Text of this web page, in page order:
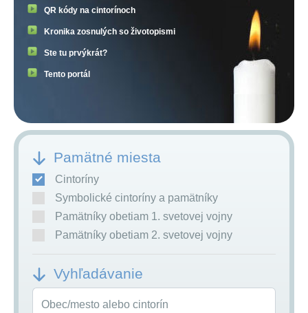
QR kódy na cintorínoch
Kronika zosnulých so životopismi
Ste tu prvýkrát?
Tento portál
Pamätné miesta
Cintoríny
Symbolické cintoríny a pamätníky
Pamätníky obetiam 1. svetovej vojny
Pamätníky obetiam 2. svetovej vojny
Vyhľadávanie
Obec/mesto alebo cintorín